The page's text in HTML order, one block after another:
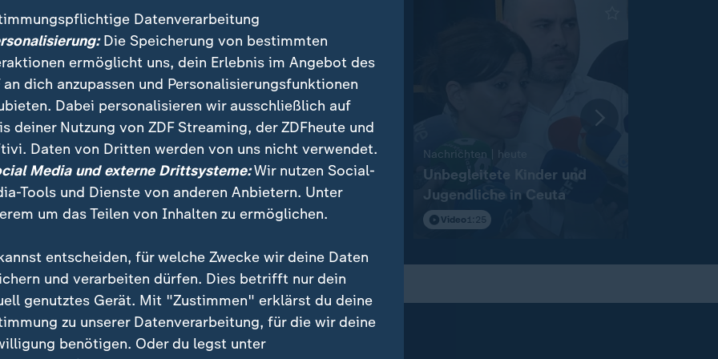
| heute
mehr Brauereien
schließen
1:33
Nachrichten | heute
"Deutsche Wirtschaft zeigt
sich robuster"
Video 1:06
Nachrichten | heute
Unbegleitete Kinder und
Jugendliche in Ceuta
Video 1:25
Datenverarbeitung
Die Speicherung von bestimmten
ermöglicht uns, dein Erlebnis im Angebot des
an dich anzupassen und Personalisierungsfunktionen
Dabei personalisieren wir ausschließlich auf
deiner Nutzung von ZDF Streaming, der ZDFheute und
Daten von Dritten werden von uns nicht verwendet.
Media und externe Drittsysteme:Wir nutzen Social-
Tools und Dienste von anderen Anbietern. Unter
um das Teilen von Inhalten zu ermöglichen.
entscheiden, für welche Zwecke wir deine Daten
und verarbeiten dürfen. Dies betrifft nur dein
genutztes Gerät. Mit "Zustimmen" erklärst du deine
zu unserer Datenverarbeitung, für die wir deine
benötigen. Oder du legst unter